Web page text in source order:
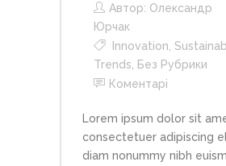
Автор: Олександр
Юрчак
Innovation
Trends Без Рубрики
Коментарі
Lorem ipsum dolor sit
consectetuer adipiscing
diam nonummy nibh